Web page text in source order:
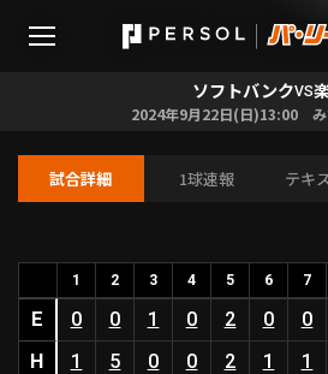
HOME
動画
ソフトバンクVS
2024年9月22日(日)13:00
試合詳細 1球速報 テキ
1 2 3 4 5 6 7
E 0 0 1 0 2 0 0
H
1 5 0 0 2 1 1